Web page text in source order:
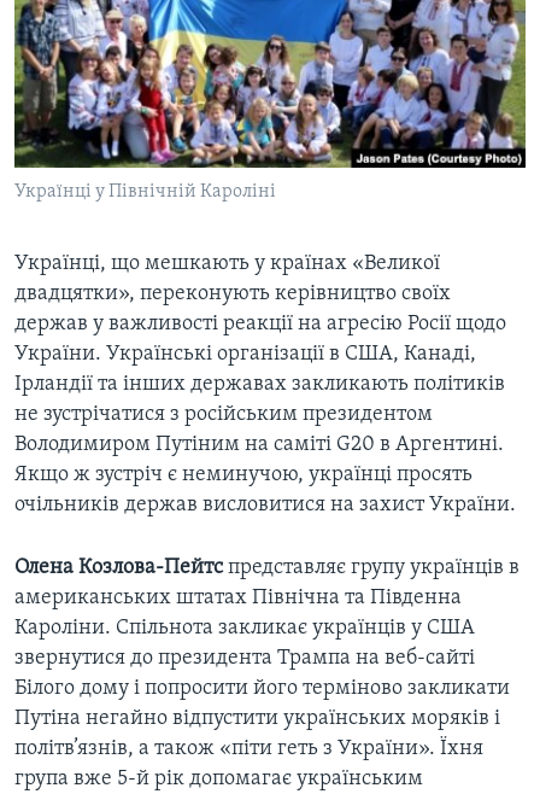
СУСПІЛЬСТВО
ЕКОНОМІКА
ІСТОРІЇ УСПІХУ УКРАЇНЦІВ
ТЕЛЕПРОГРАМИ
ЧАС-TIME
БРИФІНГ ГОЛОСУ АМЕРИКИ
ПРАЙМ-ТАЙМ
ПОГЛЯД З ВАШИНГТОНА
ENGLISH
Learning English
Мови
Українці у Північній Кароліні
Українці, що мешкають у країнах «Великої
двадцятки», переконують керівництво своїх
держав у важливості реакції на агресію Росії щодо
України. Українські організації в США, Канаді,
Ірландії та інших державах закликають політиків
не зустрічатися з російським президентом
Володимиром Путіним на саміті G20 в Аргентині.
Якщо ж зустріч є неминучою, українці просять
очільників держав висловитися на захист України.
Олена Козлова-Пейтспредставляє групу українців в
американських штатах Північна та Південна
Кароліни. Спільнота закликає українців у США
звернутися до президента Трампа на веб-сайті
Білого дому і попросити його терміново закликати
Путіна негайно відпустити українських моряків і
політв’язнів, а також «піти геть з України». Їхня
група вже 5-й рік допомагає українським